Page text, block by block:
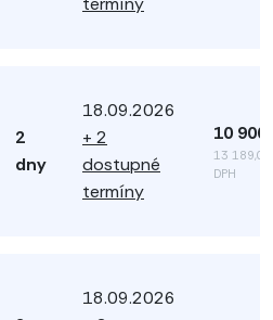
2
dny
18.09.2026
+ 2
dostupné
termíny
10
13
DPH
18.09.2026